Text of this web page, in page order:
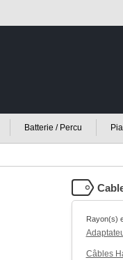
Batterie / Percu
Rayon(s)
Câbles